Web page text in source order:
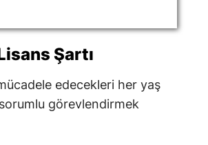
Şartı
edecekleri her yaş
görevlendirmek